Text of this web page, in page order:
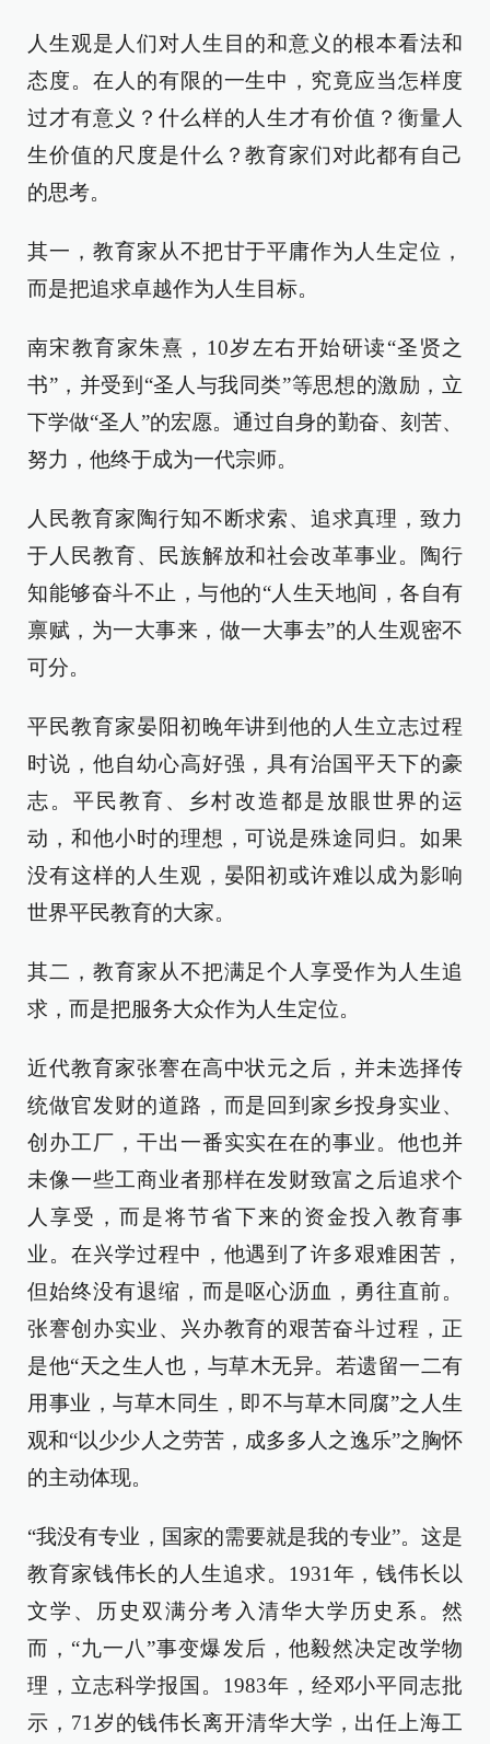
人生观是人们对人生目的和意义的根本看法和
态度。在人的有限的一生中，究竟应当怎样度
过才有意义？什么样的人生才有价值？衡量人
生价值的尺度是什么？教育家们对此都有自己
的思考。
其一，教育家从不把甘于平庸作为人生定位，
而是把追求卓越作为人生目标。
南宋教育家朱熹，10岁左右开始研读“圣贤之
书”，并受到“圣人与我同类”等思想的激励，立
下学做“圣人”的宏愿。通过自身的勤奋、刻苦、
努力，他终于成为一代宗师。
人民教育家陶行知不断求索、追求真理，致力
于人民教育、民族解放和社会改革事业。陶行
知能够奋斗不止，与他的“人生天地间，各自有
禀赋，为一大事来，做一大事去”的人生观密不
可分。
平民教育家晏阳初晚年讲到他的人生立志过程
时说，他自幼心高好强，具有治国平天下的豪
志。平民教育、乡村改造都是放眼世界的运
动，和他小时的理想，可说是殊途同归。如果
没有这样的人生观，晏阳初或许难以成为影响
世界平民教育的大家。
其二，教育家从不把满足个人享受作为人生追
求，而是把服务大众作为人生定位。
近代教育家张謇在高中状元之后，并未选择传
统做官发财的道路，而是回到家乡投身实业、
创办工厂，干出一番实实在在的事业。他也并
未像一些工商业者那样在发财致富之后追求个
人享受，而是将节省下来的资金投入教育事
业。在兴学过程中，他遇到了许多艰难困苦，
但始终没有退缩，而是呕心沥血，勇往直前。
张謇创办实业、兴办教育的艰苦奋斗过程，正
是他“天之生人也，与草木无异。若遗留一二有
用事业，与草木同生，即不与草木同腐”之人生
观和“以少少人之劳苦，成多多人之逸乐”之胸怀
的主动体现。
“我没有专业，国家的需要就是我的专业”。这是
教育家钱伟长的人生追求。1931年，钱伟长以
文学、历史双满分考入清华大学历史系。然
而，“九一八”事变爆发后，他毅然决定改学物
理，立志科学报国。1983年，经邓小平同志批
示，71岁的钱伟长离开清华大学，出任上海工